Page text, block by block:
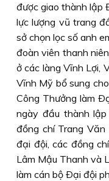
được giao thành lập
lực lượng vũ trang
sở chọn lọc số anh
đoàn viên thanh
ở các làng Vĩnh Lợi,
Vĩnh Mỹ bổ sung
Công Thưởng làm
ngày đầu thành
đồng chí Trang
đại đội, các đồng
Lâm Mậu Thanh và
làm cán bộ Ðại đội